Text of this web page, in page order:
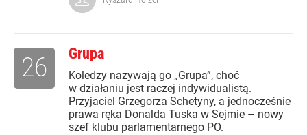
Grupa
Koledzy nazywają go „Grupa”, choć
w działaniu jest raczej indywidualistą.
Przyjaciel Grzegorza Schetyny, a jednocześnie
prawa ręka Donalda Tuska w Sejmie – nowy
szef klubu parlamentarnego PO.
26